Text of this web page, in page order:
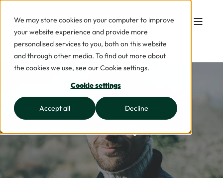
We may store cookies on your computer to improve
your website experience and provide more
personalised services to you, both on this website
and through other media. To find out more about
the cookies we use, see our Cookie settings.
Cookie settings
Accept all Decline
Johan Lindstrand 08 okt 2021 2 min read